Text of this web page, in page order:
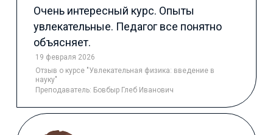
Очень интересный курс. Опыты
увлекательные. Педагог все понятно
объясняет.
19 февраля 2026
Отзыв о курсе "Увлекательная физика: введение в
науку"
Преподаватель: Бовбыр Глеб Иванович